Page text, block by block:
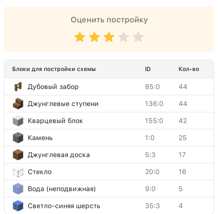
Оценить постройку
Блоки для постройки схемы ID Кол-во
Дубовый забор 85:0 44
Джунглевые ступени 136:0 44
Кварцевый блок 155:0 42
Камень 1:0 25
Джунглевая доска 5:3 17
Стекло 20:0 16
Вода (неподвижная) 9:0 5
Светло-синяя шерсть 35:3 4